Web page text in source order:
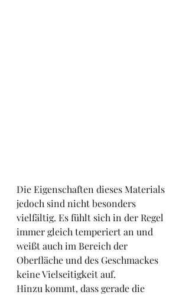
Die Eigenschaften dieses Materials
jedoch sind nicht besonders
vielfältig. Es fühlt sich in der Regel
immer gleich temperiert an und
weißt auch im Bereich der
Oberfläche und des Geschmackes
keine Vielseitigkeit auf.
Hinzu kommt, dass gerade die